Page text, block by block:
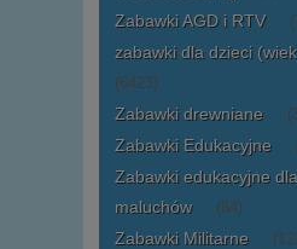
Zabawki AGD i RTV
zabawki dla dzieci
(6423)
Zabawki drewniane
Zabawki Edukacyjne
Zabawki edukacyjne dla
maluchów
(84)
Zabawki Militarne